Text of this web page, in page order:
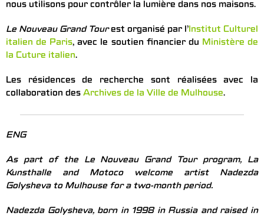
nous utilisons pour contrôler la lumière dans nos maisons.
Le Nouveau Grand Tourest organisé par l’Institut Culturel
italien de Paris, avec le soutien financier du Ministère de
la Cuture italien.
Les résidences de recherche sont réalisées avec la
collaboration des Archives de la Ville de Mulhouse.
ENG
As part of the Le Nouveau Grand Tour program, La
Kunsthalle and Motoco welcome artist Nadezda
Golysheva to Mulhouse for a two-month period.
Nadezda Golysheva, born in 1998 in Russia and raised in